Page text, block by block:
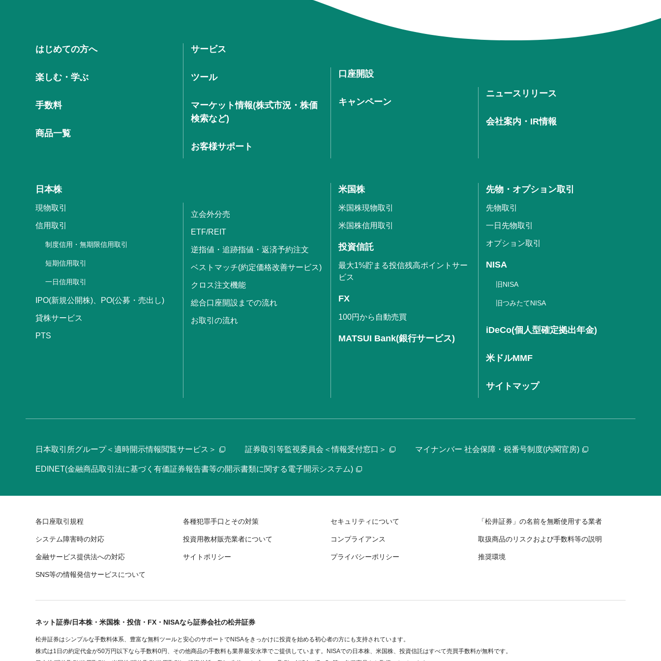
はじめての方へ
楽しむ・学ぶ
手数料
商品一覧
サービス
ツール
マーケット情報(株式市況・株価
検索など)
お客様サポート
口座開設
キャンペーン
ニュースリリース
会社案内・IR情報
日本株
現物取引
信用取引
制度信用・無期限信用取引
短期信用取引
一日信用取引
IPO(新規公開株)、PO(公募・売出し)
貸株サービス
PTS
立会外分売
ETF/REIT
逆指値・追跡指値・返済予約注文
ベストマッチ(約定価格改善サービス)
クロス注文機能
総合口座開設までの流れ
お取引の流れ
米国株
米国株現物取引
米国株信用取引
投資信託
最大1%貯まる投信残高ポイントサー
ビス
FX
100円から自動売買
MATSUI Bank(銀行サービス)
先物・オプション取引
先物取引
一日先物取引
オプション取引
NISA
旧NISA
旧つみたてNISA
iDeCo(個人型確定拠出年金)
米ドルMMF
サイトマップ
日本取引所グループ＜適時開示情報閲覧サービス＞ 証券取引等監視委員会＜情報受付窓口＞ マイナンバー 社会保障・税番号制度(内閣官房)
EDINET(金融商品取引法に基づく有価証券報告書等の開示書類に関する電子開示システム)
各口座取引規程 各種犯罪手口とその対策 セキュリティについて 「松井証券」の名前を無断使用する業者
システム障害時の対応 投資用教材販売業者について コンプライアンス 取扱商品のリスクおよび手数料等の説明
金融サービス提供法への対応 サイトポリシー プライバシーポリシー 推奨環境
SNS等の情報発信サービスについて
ネット証券/日本株・米国株・投信・FX・NISAなら証券会社の松井証券
松井証券はシンプルな手数料体系、豊富な無料ツールと安心のサポートでNISAをきっかけに投資を始める初心者の方にも支持されています。
株式は1日の約定代金が50万円以下なら手数料0円、その他商品の手数料も業界最安水準でご提供しています。NISAでの日本株、米国株、投資信託はすべて売買手数料が無料です。